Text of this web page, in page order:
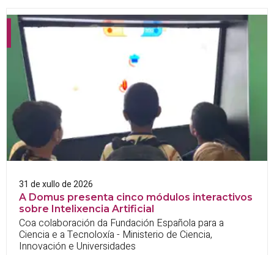
31 de xullo de 2026
A Domus presenta cinco módulos interactivos
sobre Intelixencia Artificial
Coa colaboración da Fundación Española para a
Ciencia e a Tecnoloxía - Ministerio de Ciencia,
Innovación e Universidades